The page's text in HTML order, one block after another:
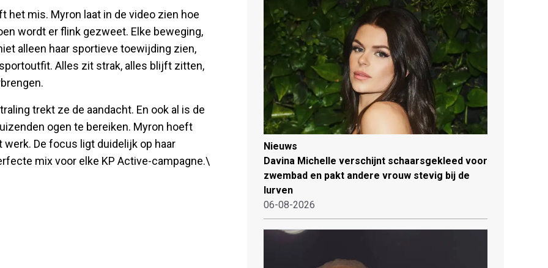
het mis. Myron laat in de video zien hoe
wordt er flink gezweet. Elke beweging,
alleen haar sportieve toewijding zien,
Alles zit strak, alles blijft zitten,
trekt ze de aandacht. En ook al is de
ogen te bereiken. Myron hoeft
De focus ligt duidelijk op haar
mix voor elke KP Active-campagne.\
Nieuws
Davina Michelle verschijnt schaarsgekleed voor
zwembad en pakt andere vrouw stevig bij de
lurven
06-08-2026